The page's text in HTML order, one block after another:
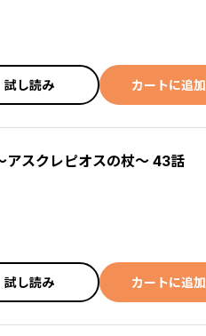
試し読み カートに追加
アスクレピオスの杖～ 43話
試し読み カートに追加